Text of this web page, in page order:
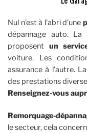
Nul n’est à l’abri d’une
dépannage auto. La
proposent un
voiture. Les
assurance à l’autre.
des prestations
Renseignez-vous
Remorquage-
le secteur, cela